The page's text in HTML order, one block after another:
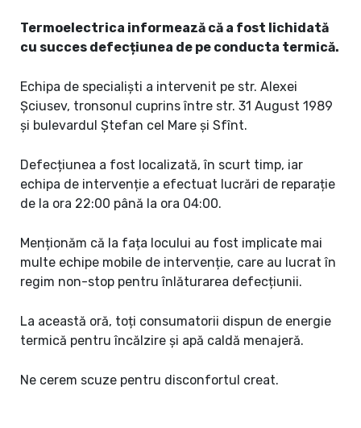
Termoelectrica informează că a fost lichidată
cu succes defecțiunea de pe conducta termică.
Echipa de specialiști a intervenit pe str. Alexei
Șciusev, tronsonul cuprins între str. 31 August 1989
și bulevardul Ștefan cel Mare și Sfînt.
Defecțiunea a fost localizată, în scurt timp, iar
echipa de intervenție a efectuat lucrări de reparație
de la ora 22:00 până la ora 04:00.
Menționăm că la fața locului au fost implicate mai
multe echipe mobile de intervenție, care au lucrat în
regim non-stop pentru înlăturarea defecțiunii.
La această oră, toți consumatorii dispun de energie
termică pentru încălzire și apă caldă menajeră.
Ne cerem scuze pentru disconfortul creat.